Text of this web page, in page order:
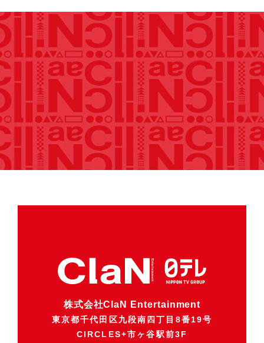
株式会社ClaN Entertainment
東京都千代田区九段南四丁目8番19号
CIRCLES+市ヶ谷駅前3F